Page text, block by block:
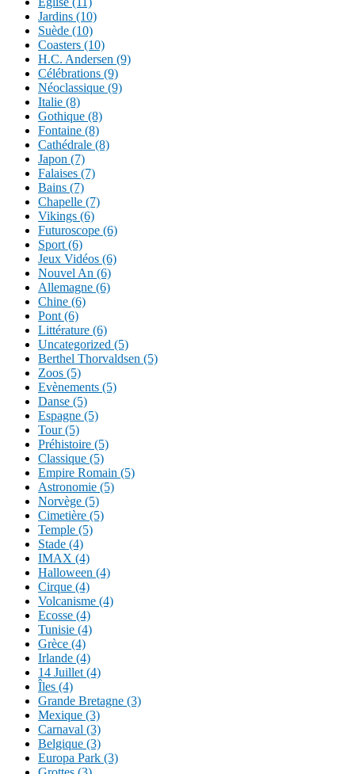
Jardins (10)
Suède (10)
Coasters (10)
H.C. Andersen (9)
Célébrations (9)
Néoclassique (9)
Italie (8)
Gothique (8)
Fontaine (8)
Cathédrale (8)
Japon (7)
Falaises (7)
Bains (7)
Chapelle (7)
Vikings (6)
Futuroscope (6)
Sport (6)
Jeux Vidéos (6)
Nouvel An (6)
Allemagne (6)
Chine (6)
Pont (6)
Littérature (6)
Uncategorized (5)
Berthel Thorvaldsen (5)
Zoos (5)
Evènements (5)
Danse (5)
Espagne (5)
Tour (5)
Préhistoire (5)
Classique (5)
Empire Romain (5)
Astronomie (5)
Norvège (5)
Cimetière (5)
Temple (5)
Stade (4)
IMAX (4)
Halloween (4)
Cirque (4)
Volcanisme (4)
Ecosse (4)
Tunisie (4)
Grèce (4)
Irlande (4)
14 Juillet (4)
Îles (4)
Grande Bretagne (3)
Mexique (3)
Carnaval (3)
Belgique (3)
Europa Park (3)